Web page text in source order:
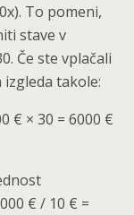
To pomeni,
stave v
Če ste vplačali
takole:
€ × 30 = 6000 €
€ / 10 € =